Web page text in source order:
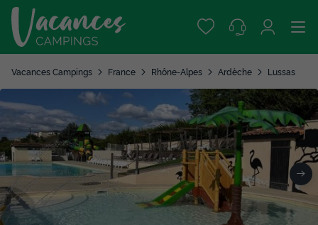
Vacances Campings France Rhône-Alpes Ardèche Lussas